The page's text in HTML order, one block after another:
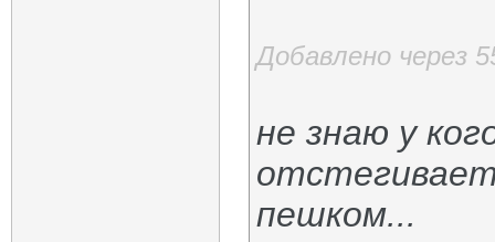
Добавлено через
не знаю у
пешком...